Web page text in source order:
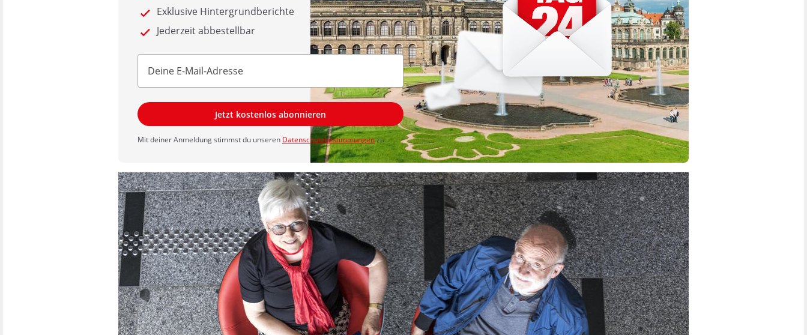
Exklusive Hintergrundberichte
Jederzeit abbestellbar
Jetzt kostenlos abonnieren
Mit deiner Anmeldung stimmst du unseren Datenschutzbestimmungenzu.